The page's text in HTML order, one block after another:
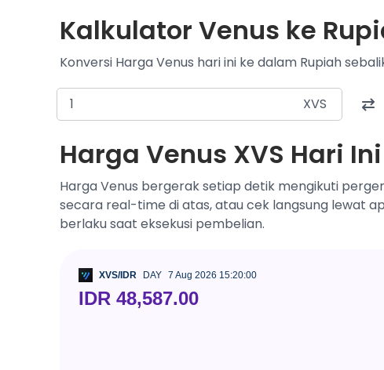
Kalkulator Venus ke
Konversi Harga Venus hari ini ke dalam Rupiah
XVS
Harga Venus XVS Hari Ini
Harga Venus bergerak setiap detik mengikuti
secara real-time di atas, atau cek langsung lewat
berlaku saat eksekusi pembelian.
XVS/IDR DAY 7 Aug 2026 15:20:00
IDR 48,587.00